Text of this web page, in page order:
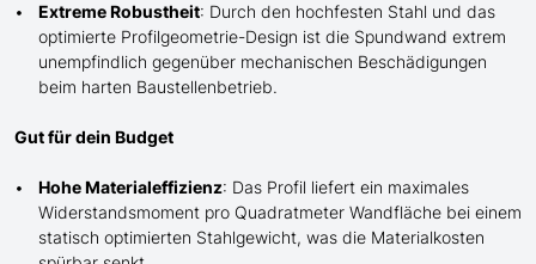
Extreme Robustheit: Durch den hochfesten Stahl und das
optimierte Profilgeometrie-Design ist die Spundwand extrem
unempfindlich gegenüber mechanischen Beschädigungen
beim harten Baustellenbetrieb.
Gut für dein Budget
Hohe Materialeffizienz: Das Profil liefert ein maximales
Widerstandsmoment pro Quadratmeter Wandfläche bei einem
statisch optimierten Stahlgewicht, was die Materialkosten